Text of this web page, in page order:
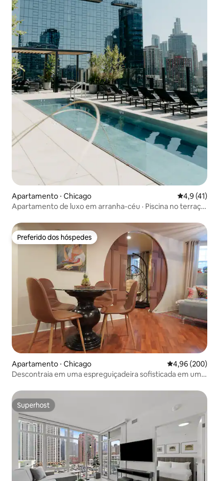
Apartamento ⋅ Chicago 4,9 de uma
4,9 (41)
Apartamento de luxo em arranha-céu · Piscina no terraço
Preferido dos hóspedes
Preferido dos hóspedes
Apartamento ⋅ Chicago 4,96 de uma
4,96 (200)
Descontraia em uma espreguiçadeira sofisticada em um
Superhost
Superhost